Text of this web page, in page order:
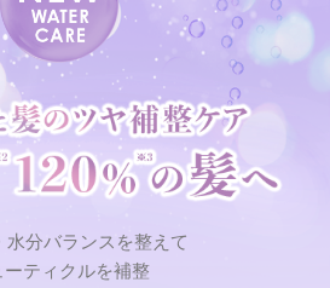
水分バランスを整えて
ーティクルを補整